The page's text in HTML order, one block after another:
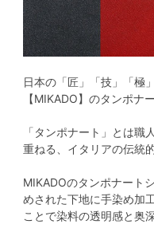
日本の「匠」「技」「極
【MIKADO】のタンポナ
「タンポナート」とは職
重ねる、イタリアの伝統
MIKADOのタンポナート
めされた下地に手染め加
ことで染料の透明感と奥